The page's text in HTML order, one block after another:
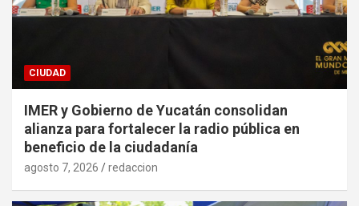
CIUDAD
IMER y Gobierno de Yucatán consolidan
alianza para fortalecer la radio pública en
beneficio de la ciudadanía
agosto 7, 2026 redaccion